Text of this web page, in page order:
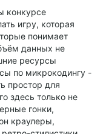
конкурсе
игру, которая
понимает
данных не
ресурсы
по микрокодингу -
простор для
здесь только не
гонки,
краулеры,